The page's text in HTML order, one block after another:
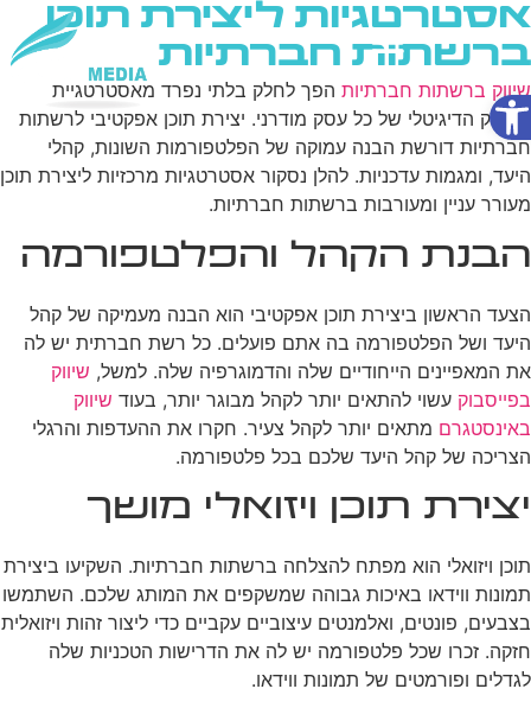
פתח סרגל נגישות
אסטרטגיות ליצירת תוכן
ברשתות חברתיות
שיווק ברשתות חברתיות הפך לחלק בלתי נפרד מאסטרטגיית
השיווק הדיגיטלי של כל עסק מודרני. יצירת תוכן אפקטיבי לרשתות
חברתיות דורשת הבנה עמוקה של הפלטפורמות השונות, קהלי
היעד, ומגמות עדכניות. להלן נסקור אסטרטגיות מרכזיות ליצירת תוכן
מעורר עניין ומעורבות ברשתות חברתיות.
הבנת הקהל והפלטפורמה
הצעד הראשון ביצירת תוכן אפקטיבי הוא הבנה מעמיקה של קהל
היעד ושל הפלטפורמה בה אתם פועלים. כל רשת חברתית יש לה
את המאפיינים הייחודיים שלה והדמוגרפיה שלה. למשל, שיווק
בפייסבוק עשוי להתאים יותר לקהל מבוגר יותר, בעוד שיווק
באינסטגרם מתאים יותר לקהל צעיר. חקרו את ההעדפות והרגלי
הצריכה של קהל היעד שלכם בכל פלטפורמה.
יצירת תוכן ויזואלי מושך
תוכן ויזואלי הוא מפתח להצלחה ברשתות חברתיות. השקיעו ביצירת
תמונות ווידאו באיכות גבוהה שמשקפים את המותג שלכם. השתמשו
בצבעים, פונטים, ואלמנטים עיצוביים עקביים כדי ליצור זהות ויזואלית
חזקה. זכרו שכל פלטפורמה יש לה את הדרישות הטכניות שלה
לגדלים ופורמטים של תמונות ווידאו.